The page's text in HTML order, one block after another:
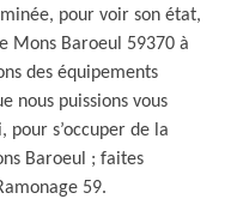
pour voir son état,
Mons Baroeul 59370 à
des équipements
nous puissions vous
s’occuper de la
Baroeul ; faites
59.